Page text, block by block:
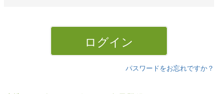
ログイン
パスワードをお忘れですか？